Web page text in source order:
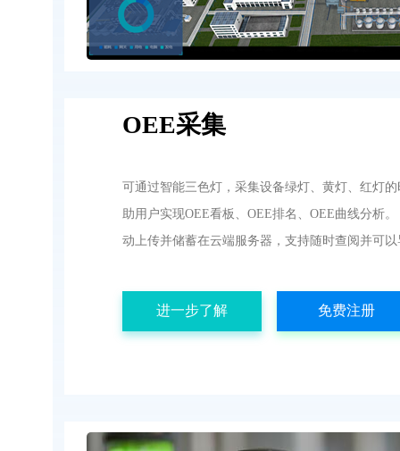
OEE采集
可通过智能三色灯，采集设备绿灯、黄灯、红灯
助用户实现OEE看板、OEE排名、OEE曲线分析
动上传并储蓄在云端服务器，支持随时查阅并可
进一步了解 免费注册